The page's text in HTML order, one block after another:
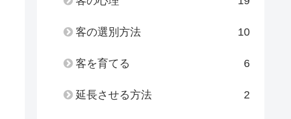
客の選別方法 10
客を育てる 6
延長させる方法 2